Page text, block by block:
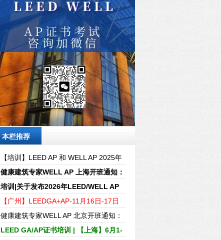
本栏推荐
【培训】LEED AP 和 WELL AP 2025年
培训计划表（实时更新4-6月）
健康建筑专家WELL AP 上海开班通知：
2025年3月22-23日
培训|关于发布2026年LEED/WELL AP
资质全年培训的通知
【广州】LEEDGA+AP-11月16日-17日
LEEDGA+AP证书线下精讲速通班
健康建筑专家WELL AP 北京开班通知：
2024年7月27-28日
LEED GA/AP证书培训 | 【上海】6月1-